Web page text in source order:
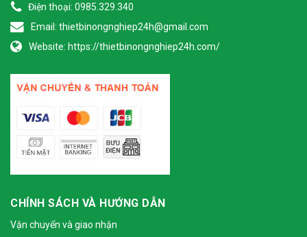
Điện thoại: 0985.329.340
Email: thietbinongnghiep24h@gmail.com
Website: https://thietbinongnghiep24h.com/
CHÍNH SÁCH VÀ HƯỚNG DẪN
Vận chuyển và giao nhận